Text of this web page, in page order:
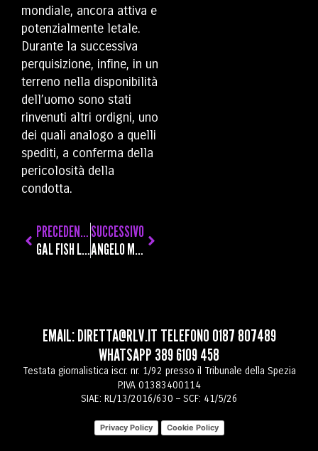
mondiale, ancora attiva e
potenzialmente letale.
Durante la successiva
perquisizione, infine, in un
terreno nella disponibilità
dell’uomo sono stati
rinvenuti altri ordigni, uno
dei quali analogo a quelli
spediti, a conferma della
pericolosità della
condotta.
PRECEDENTE
GAL FISH LIGURIA AL LAVORO PER AUMENTARE IL CONSUMO DELLE SPECIE ITTICHE LOCALI SOTTOUTILIZZATE. NEI PROSSIMI GIORNI TAPPA AL SEAFOOD DI BARCELLONA
SUCCESSIVO
ANGELO MOLINARI A RADIO PICCO: “PORTAI ALLO SPEZIA VOLPI DOPO IL FALLIMENTO. ORA TENIAMOCI STRETTI ROBERTS”
EMAIL:DIRETTA@RLV.IT TELEFONO 0187 807489
WHATSAPP 389 6109 458
Testata giornalistica iscr. nr. 1/92 presso il Tribunale della Spezia
P.IVA 01383400114
SIAE: RL/13/2016/630 – SCF: 41/5/26
Privacy Policy Cookie Policy